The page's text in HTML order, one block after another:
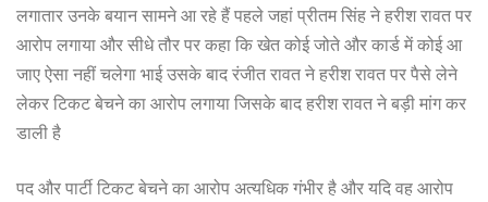
लगातार उनके बयान सामने आ रहे हैं पहले जहां प्रीतम सिंह ने हरीश रावत पर
आरोप लगाया और सीधे तौर पर कहा कि खेत कोई जोते और कार्ड में कोई आ
जाए ऐसा नहीं चलेगा भाई उसके बाद रंजीत रावत ने हरीश रावत पर पैसे लेने
लेकर टिकट बेचने का आरोप लगाया जिसके बाद हरीश रावत ने बड़ी मांग कर
डाली है
पद और पार्टी टिकट बेचने का आरोप अत्यधिक गंभीर है और यदि वह आरोप